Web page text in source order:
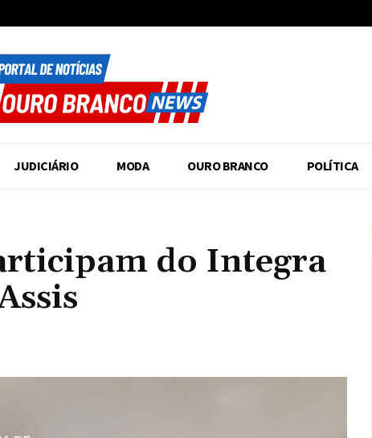
JUDICIÁRIO MODA OURO BRANCO POLÍTICA
do Integra